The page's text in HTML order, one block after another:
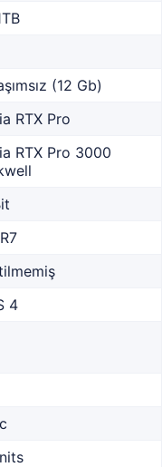
(12 Gb)
RTX Pro
RTX Pro 3000
4